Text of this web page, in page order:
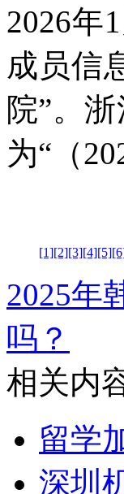
2026年
成员信
院”。
为“（
[1][2][3][4][5]
2025年
吗？
相关内
留学
深圳